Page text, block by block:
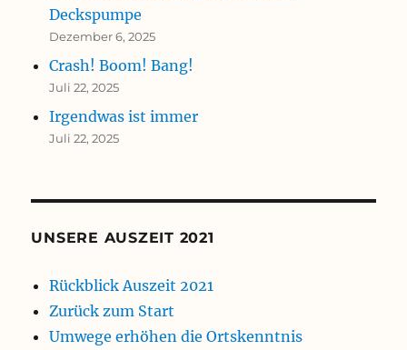
Deckspumpe
Dezember 6, 2025
Crash! Boom! Bang!
Juli 22, 2025
Irgendwas ist immer
Juli 22, 2025
UNSERE AUSZEIT 2021
Rückblick Auszeit 2021
Zurück zum Start
Umwege erhöhen die Ortskenntnis